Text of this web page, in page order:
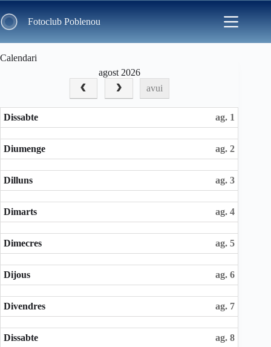
to
content Fotoclub Poblenou
Calendari
agost 2026
avui
Dissabte ag. 1
Diumenge ag. 2
Dilluns ag. 3
Dimarts ag. 4
Dimecres ag. 5
Dijous ag. 6
Divendres ag. 7
Dissabte ag. 8